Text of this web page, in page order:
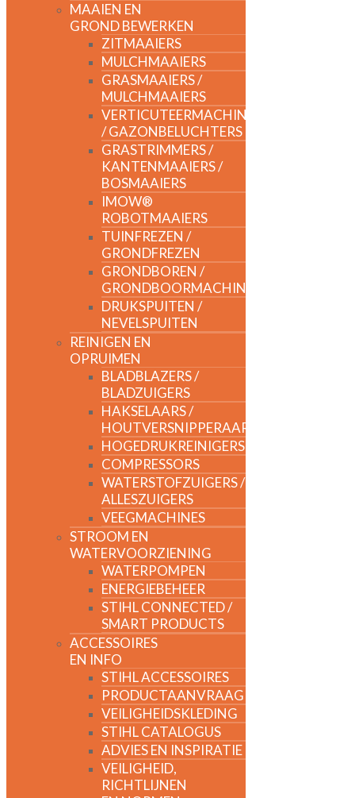
MAAIEN EN
GROND BEWERKEN
ZITMAAIERS
MULCHMAAIERS
GRASMAAIERS /
MULCHMAAIERS
VERTICUTEERMACHINES
/ GAZONBELUCHTERS
GRASTRIMMERS /
KANTENMAAIERS /
BOSMAAIERS
IMOW®
ROBOTMAAIERS
TUINFREZEN /
GRONDFREZEN
GRONDBOREN /
GRONDBOORMACHINES
DRUKSPUITEN /
NEVELSPUITEN
REINIGEN EN
OPRUIMEN
BLADBLAZERS /
BLADZUIGERS
HAKSELAARS /
HOUTVERSNIPPERAARS
HOGEDRUKREINIGERS
COMPRESSORS
WATERSTOFZUIGERS /
ALLESZUIGERS
VEEGMACHINES
STROOM EN
WATERVOORZIENING
WATERPOMPEN
ENERGIEBEHEER
STIHL CONNECTED /
SMART PRODUCTS
ACCESSOIRES
EN INFO
STIHL ACCESSOIRES
PRODUCTAANVRAAG
VEILIGHEIDSKLEDING
STIHL CATALOGUS
ADVIES EN INSPIRATIE
VEILIGHEID,
RICHTLIJNEN